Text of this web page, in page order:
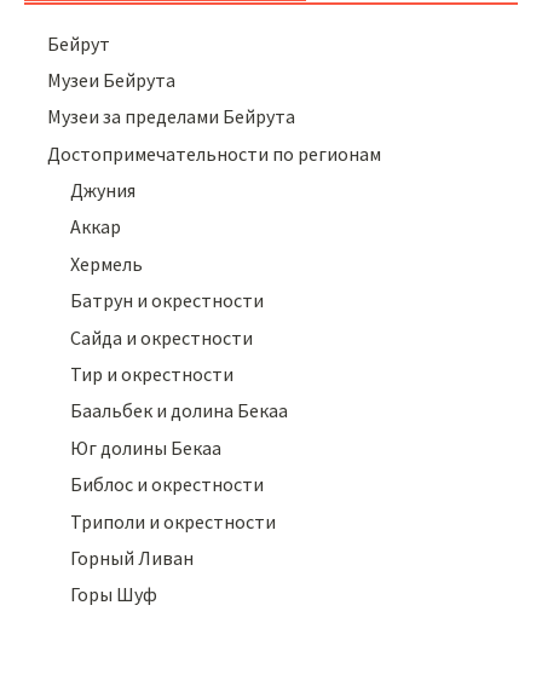
Бейрут
Музеи Бейрута
Музеи за пределами Бейрута
Достопримечательности по регионам
Джуния
Аккар
Хермель
Батрун и окрестности
Сайда и окрестности
Тир и окрестности
Баальбек и долина Бекаа
Юг долины Бекаа
Библос и окрестности
Триполи и окрестности
Горный Ливан
Горы Шуф